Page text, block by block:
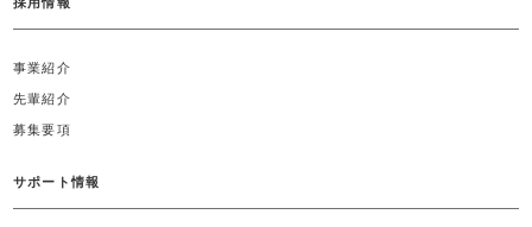
事業紹介
先輩紹介
募集要項
サポート情報